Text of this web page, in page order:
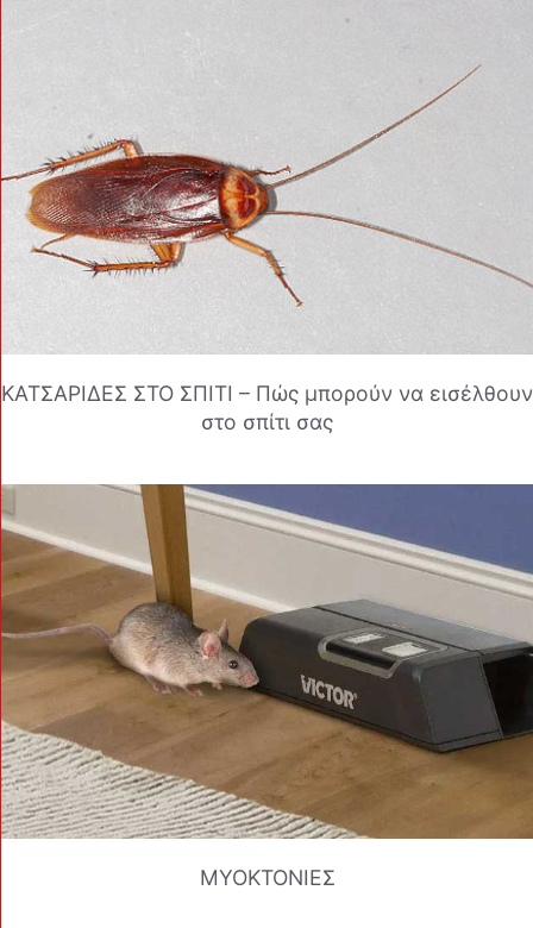
ΚΑΤΣΑΡΙΔΕΣ ΣΤΟ ΣΠΙΤΙ – Πώς μπορούν να εισέλθουν
στο σπίτι σας
ΜΥΟΚΤΟΝΙΕΣ